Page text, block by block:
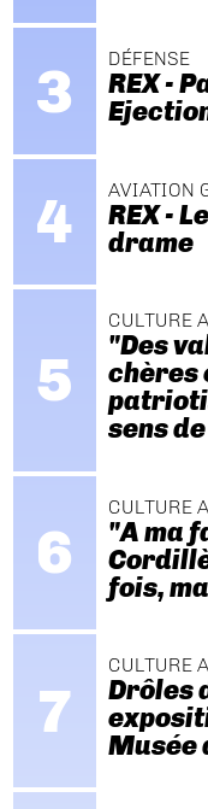
DÉFENSE
REX -
AVIATION
REX -
drame
CULTURE
"Des
chères
sens
CULTURE
"A ma
fois,
CULTURE
Drôles
Musée